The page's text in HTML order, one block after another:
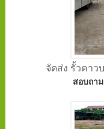
จัดส่ง รั้วคาว
สอบถา